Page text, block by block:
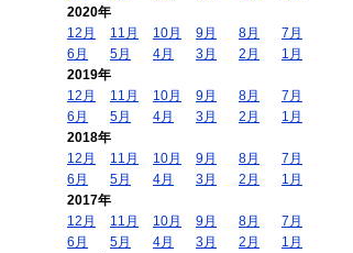
2020年
12月
11月 10月 9月 8月
7月
6月
5月 4月 3月 2月
1月
2019年
12月
11月 10月 9月 8月
7月
6月
5月 4月 3月 2月
1月
2018年
12月
11月 10月 9月 8月
7月
6月
5月 4月 3月 2月
1月
2017年
12月
11月 10月 9月 8月
7月
6月
5月 4月 3月 2月
1月